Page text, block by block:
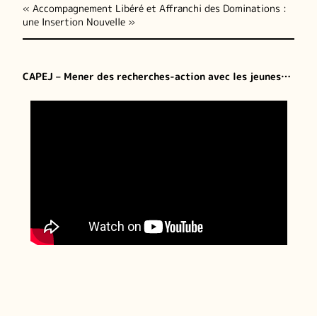
« Accompagnement Libéré et Affranchi des Dominations :
une Insertion Nouvelle »
CAPEJ – Mener des recherches-action avec les jeunes…